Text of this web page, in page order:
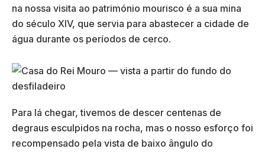
na nossa visita ao património mourisco é a sua mina
do século XIV, que servia para abastecer a cidade de
água durante os períodos de cerco.
Para lá chegar, tivemos de descer centenas de
degraus esculpidos na rocha, mas o nosso esforço foi
recompensado pela vista de baixo ângulo do